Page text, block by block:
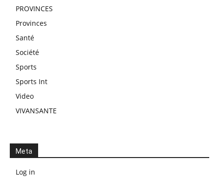
PROVINCES
Provinces
Santé
Société
Sports
Sports Int
Video
VIVANSANTE
Meta
Log in